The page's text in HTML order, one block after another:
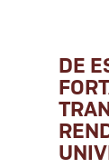
DE